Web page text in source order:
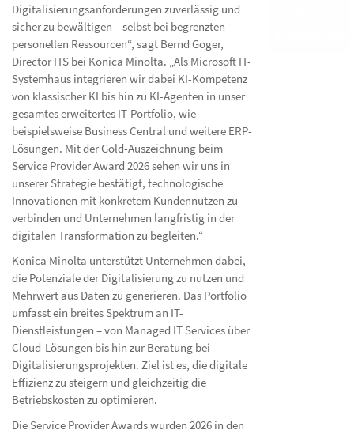
Digitalisierungsanforderungen zuverlässig und
sicher zu bewältigen – selbst bei begrenzten
personellen Ressourcen“, sagt Bernd Goger,
Director ITS bei Konica Minolta. „Als Microsoft IT-
Systemhaus integrieren wir dabei KI-Kompetenz
von klassischer KI bis hin zu KI-Agenten in unser
gesamtes erweitertes IT-Portfolio, wie
beispielsweise Business Central und weitere ERP-
Lösungen. Mit der Gold-Auszeichnung beim
Service Provider Award 2026 sehen wir uns in
unserer Strategie bestätigt, technologische
Innovationen mit konkretem Kundennutzen zu
verbinden und Unternehmen langfristig in der
digitalen Transformation zu begleiten.“
Konica Minolta unterstützt Unternehmen dabei,
die Potenziale der Digitalisierung zu nutzen und
Mehrwert aus Daten zu generieren. Das Portfolio
umfasst ein breites Spektrum an IT-
Dienstleistungen – von Managed IT Services über
Cloud-Lösungen bis hin zur Beratung bei
Digitalisierungsprojekten. Ziel ist es, die digitale
Effizienz zu steigern und gleichzeitig die
Betriebskosten zu optimieren.
Die Service Provider Awards wurden 2026 in den